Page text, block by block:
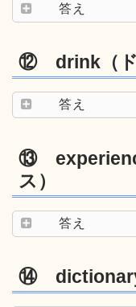
答え
⑫ drink（ド
答え
⑬
ス）
答え
⑭ dictionary